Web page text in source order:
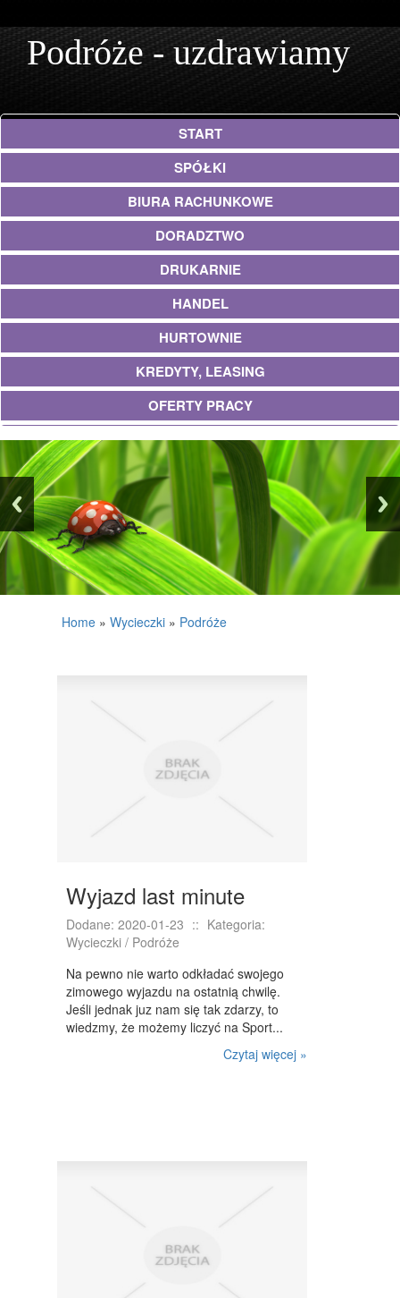
Podróże - uzdrawiamy
START
SPÓŁKI
BIURA RACHUNKOWE
DORADZTWO
DRUKARNIE
HANDEL
HURTOWNIE
KREDYTY, LEASING
OFERTY PRACY
UBEZPIECZENIA
EKOLOGIA
BANKI, PRZELEWY, WALUTY, KANTORY
WYKOŃCZENIA
PROJEKTOWANIE
NIERUCHOMOŚCI, DZIAŁKI
KURSY JĘZYKOWE
KURSY I SZKOLENIA
TŁUMACZENIA
BIZNES ONLINE
BIŻUTERIA
SPORT
Home » Wycieczki » Podróże
Wyjazd last minute
Dodane: 2020-01-23 :: Kategoria:
Wycieczki / Podróże
Na pewno nie warto odkładać swojego
zimowego wyjazdu na ostatnią chwilę.
Jeśli jednak juz nam się tak zdarzy, to
wiedzmy, że możemy liczyć na Sport...
Czytaj więcej »